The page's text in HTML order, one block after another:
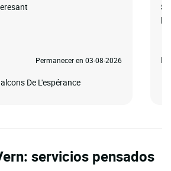
Permanecer en 03-08-2026
De L'espérance
servicios pensados